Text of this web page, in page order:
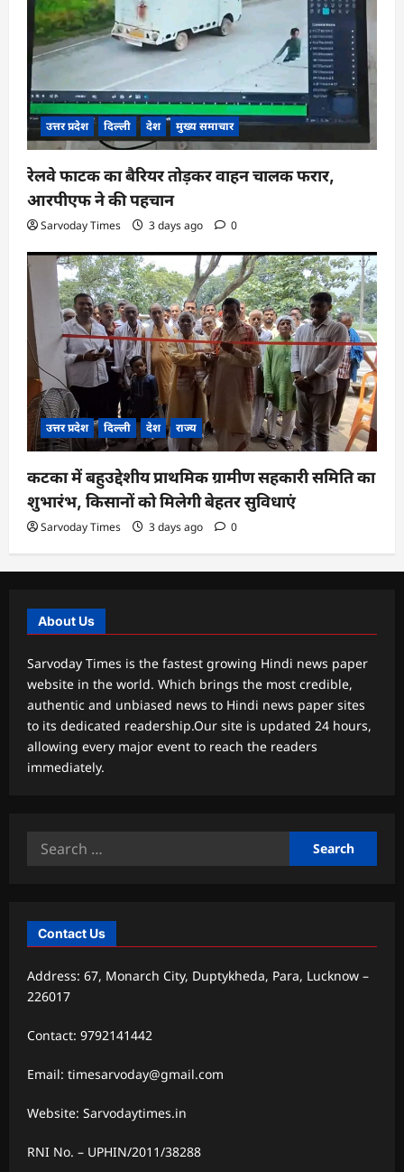
उत्तर प्रदेश दिल्ली देश मुख्य समाचार
रेलवे फाटक का बैरियर तोड़कर वाहन चालक फरार,
आरपीएफ ने की पहचान
Sarvoday Times 3 days ago 0
उत्तर प्रदेश दिल्ली देश राज्य
कटका में बहुउद्देशीय प्राथमिक ग्रामीण सहकारी समिति का
शुभारंभ, किसानों को मिलेगी बेहतर सुविधाएं
Sarvoday Times 3 days ago 0
About Us
Sarvoday Times is the fastest growing Hindi news paper
website in the world. Which brings the most credible,
authentic and unbiased news to Hindi news paper sites
to its dedicated readership.Our site is updated 24 hours,
allowing every major event to reach the readers
immediately.
Search
Contact Us
Address: 67, Monarch City, Duptykheda, Para, Lucknow –
226017
Contact: 9792141442
Email: timesarvoday@gmail.com
Website: Sarvodaytimes.in
RNI No. – UPHIN/2011/38288